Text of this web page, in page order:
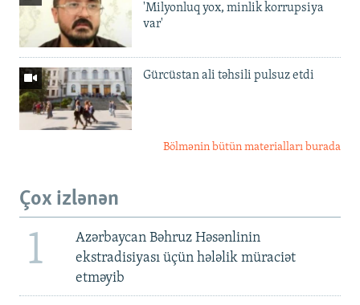
'Milyonluq yox, minlik korrupsiya
var'
Gürcüstan ali təhsili pulsuz etdi
Bölmənin bütün materialları burada
Çox izlənən
1
Azərbaycan Bəhruz Həsənlinin
ekstradisiyası üçün hələlik müraciət
etməyib